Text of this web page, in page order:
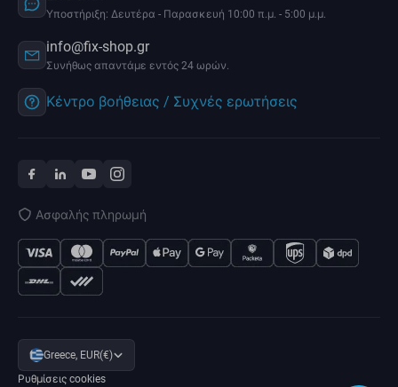
Υποστήριξη: Δευτέρα - Παρασκευή 10:00 π.μ. - 5:00 μ.μ.
info@fix-shop.gr
Συνήθως απαντάμε εντός 24 ωρών.
Κέντρο βοήθειας / Συχνές ερωτήσεις
Ασφαλής πληρωμή
Greece, EUR(€)
Ρυθμίσεις cookies